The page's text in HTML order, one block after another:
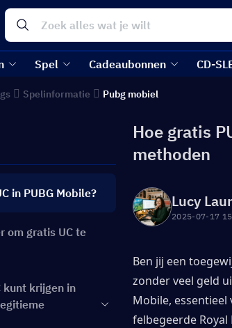
Spel Cadeaubonnen CD-
Spelinformatie Pubg mobiel
in PUBG Mobile?
om gratis UC te
kunt krijgen in
Hoe gratis
methoden
Lucy
2025-07-17
Ben jij een
zonder veel geld
Mobile,
felbegeerde